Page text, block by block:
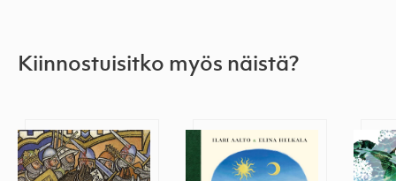
Kiinnostuisitko myös näistä?
Sota keskiajalla Vuosi keskiajan Suomessa